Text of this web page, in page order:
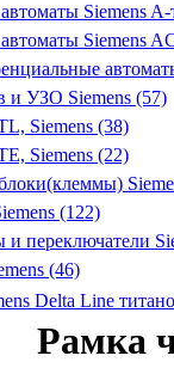
Siemens
Siemens
и УЗО Siemens (57)
Siemens (38)
Siemens (22)
(122)
переключатели
(46)
Delta Line
Рамка